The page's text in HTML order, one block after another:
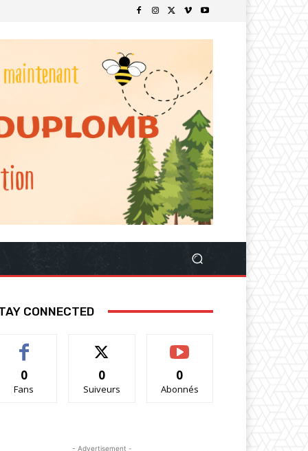
CONNECTED
0
Fans
0
Suiveurs
0
Abonnés
- Advertisement -